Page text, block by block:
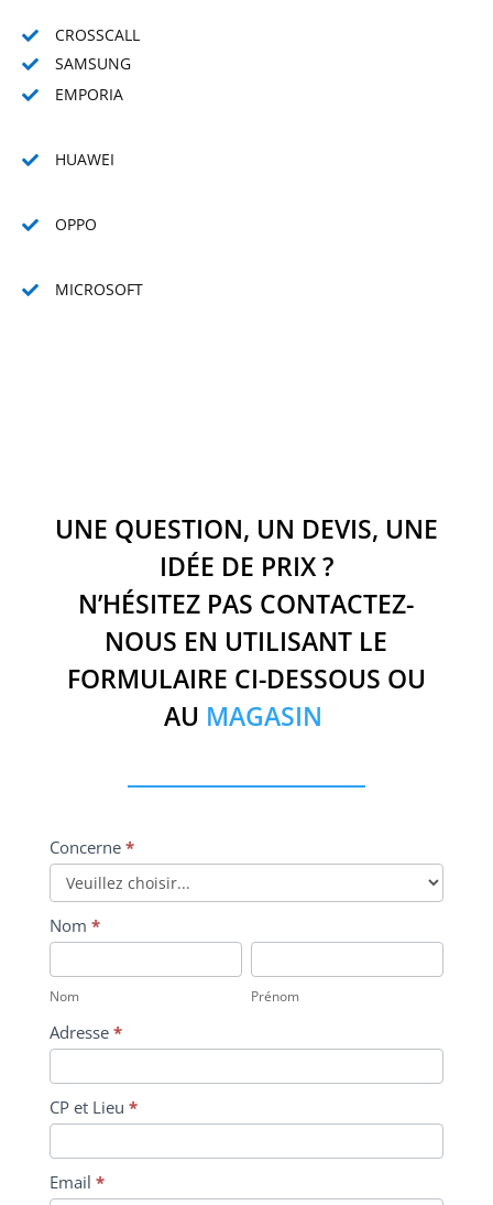
 CROSSCALL
 SAMSUNG
 EMPORIA
 HUAWEI
 OPPO
 MICROSOFT
UNE QUESTION, UN DEVIS, UNE
IDÉE DE PRIX ?
N’HÉSITEZ PAS CONTACTEZ-
NOUS EN UTILISANT LE
FORMULAIRE CI-DESSOUS OU
AU MAGASIN
Formulaire
de
contact
Concerne *
Nom *
Nom Prénom
Adresse *
CP et Lieu *
Email *